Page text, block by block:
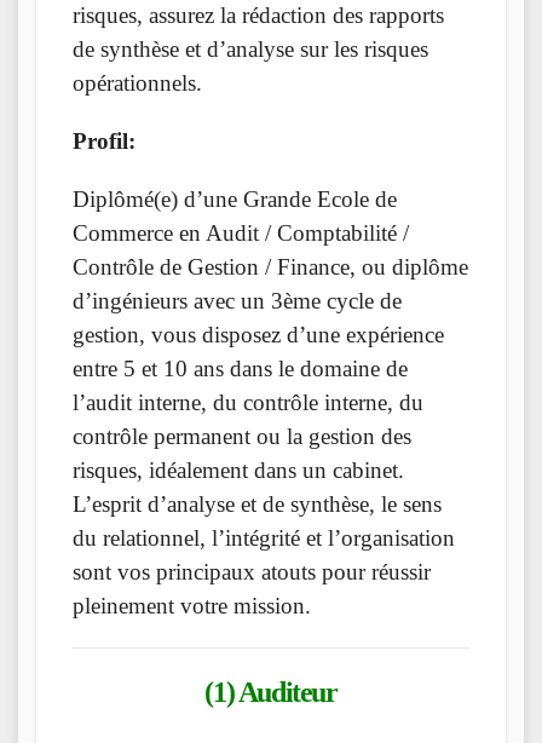
risques, assurez la rédaction des rapports
de synthèse et d’analyse sur les risques
opérationnels.
Profil:
Diplômé(e) d’une Grande Ecole de
Commerce en Audit / Comptabilité /
Contrôle de Gestion / Finance, ou diplôme
d’ingénieurs avec un 3ème cycle de
gestion, vous disposez d’une expérience
entre 5 et 10 ans dans le domaine de
l’audit interne, du contrôle interne, du
contrôle permanent ou la gestion des
risques, idéalement dans un cabinet.
L’esprit d’analyse et de synthèse, le sens
du relationnel, l’intégrité et l’organisation
sont vos principaux atouts pour réussir
pleinement votre mission.
(1) Auditeur